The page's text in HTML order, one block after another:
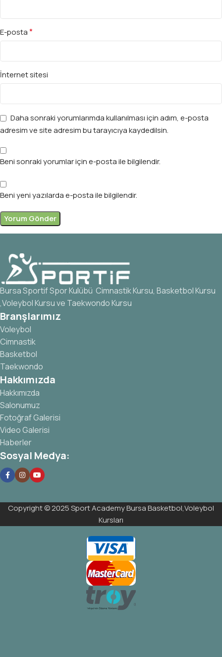
E-posta*
İnternet sitesi
Daha sonraki yorumlarımda kullanılması için adım, e-posta
adresim ve site adresim bu tarayıcıya kaydedilsin.
Beni sonraki yorumlar için e-posta ile bilgilendir.
Beni yeni yazılarda e-posta ile bilgilendir.
Bursa Sportif Spor Kulübü Cimnastik Kursu, Basketbol Kursu
,Voleybol Kursu ve Taekwondo Kursu
Branşlarımız
Voleybol
Cimnastik
Basketbol
Taekwondo
Hakkımızda
Hakkımızda
Salonumuz
Fotoğraf Galerisi
Video Galerisi
Haberler
Sosyal Medya:
Copyright © 2025 Sport Academy Bursa Basketbol,Voleybol
Kursları